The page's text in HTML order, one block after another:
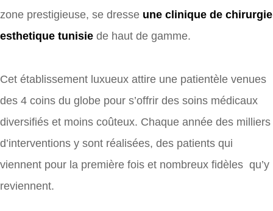
zone prestigieuse, se dresse une clinique de chirurgie
esthetique tunisie de haut de gamme.
Cet établissement luxueux attire une patientèle venues
des 4 coins du globe pour s’offrir des soins médicaux
diversifiés et moins coûteux. Chaque année des milliers
d’interventions y sont réalisées, des patients qui
viennent pour la première fois et nombreux fidèles qu’y
reviennent.